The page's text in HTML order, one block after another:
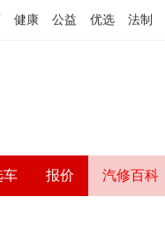
健康 公益 优选 法制
车 报价 汽修百科